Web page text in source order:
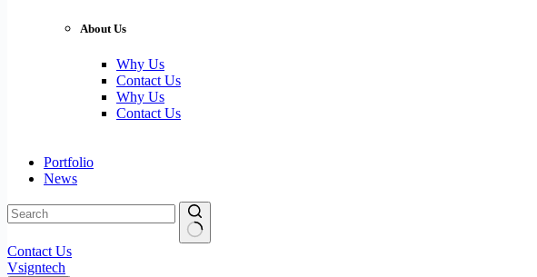
About Us
Why Us
Contact Us
Why Us
Contact Us
Portfolio
News
No
results
Contact Us
Vsigntech